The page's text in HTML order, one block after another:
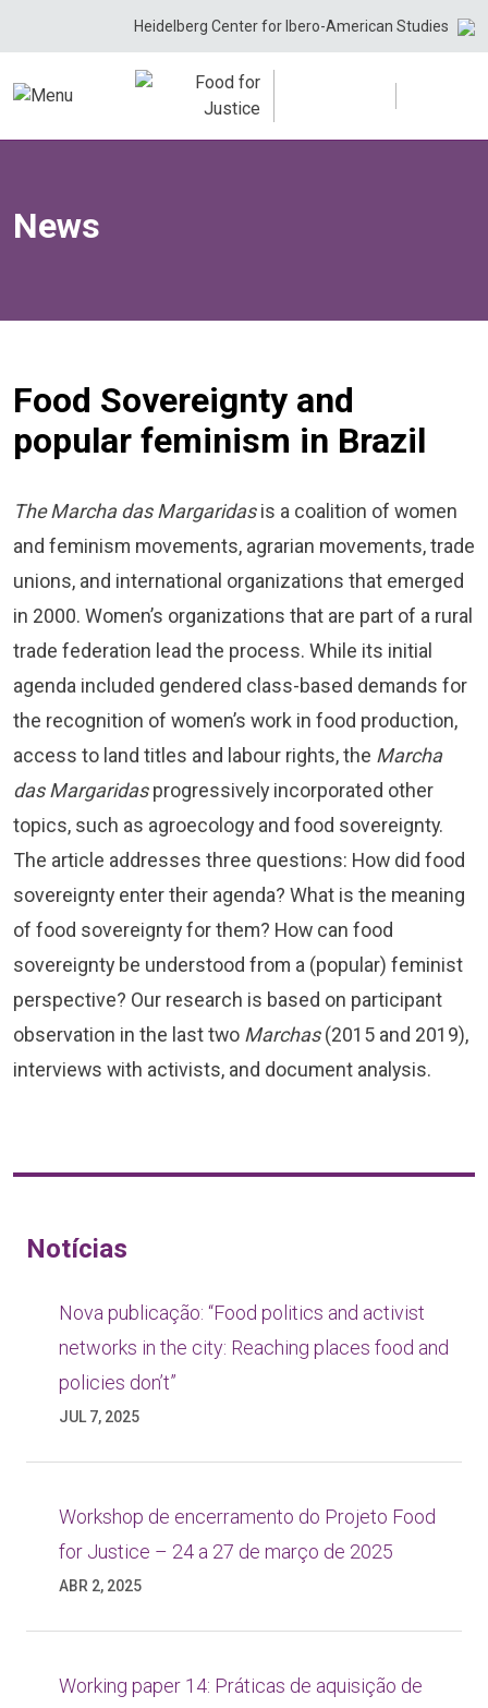
Heidelberg Center for Ibero-American Studies
News
Food Sovereignty and
popular feminism in Brazil
The Marcha das Margaridasis a coalition of women
and feminism movements, agrarian movements, trade
unions, and international organizations that emerged
in 2000. Women’s organizations that are part of a rural
trade federation lead the process. While its initial
agenda included gendered class-based demands for
the recognition of women’s work in food production,
access to land titles and labour rights, the Marcha
das Margaridasprogressively incorporated other
topics, such as agroecology and food sovereignty.
The article addresses three questions: How did food
sovereignty enter their agenda? What is the meaning
of food sovereignty for them? How can food
sovereignty be understood from a (popular) feminist
perspective? Our research is based on participant
observation in the last two Marchas(2015 and 2019),
interviews with activists, and document analysis.
Notícias
Nova publicação: “Food politics and activist
networks in the city: Reaching places food and
policies don’t”
JUL 7, 2025
Workshop de encerramento do Projeto Food
for Justice – 24 a 27 de março de 2025
ABR 2, 2025
Working paper 14: Práticas de aquisição de